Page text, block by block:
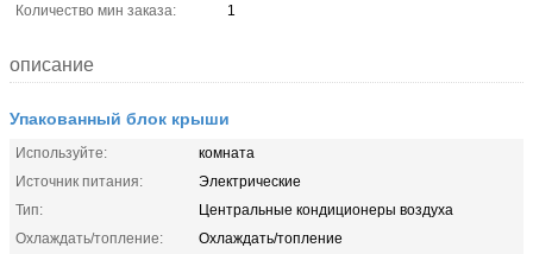
Количество мин заказа:
1
описание
Упакованный блок крыши
Используйте:
комната
Источник питания:
Электрические
Тип:
Центральные кондиционеры воздуха
Охлаждать/топление:
Охлаждать/топление